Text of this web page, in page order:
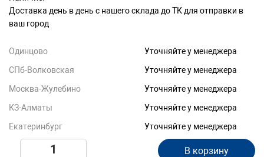
Доставка день в день с нашего склада до ТК для отправки в
ваш город
Одинцово
Уточняйте у менеджера
СПб-Волковская
Уточняйте у менеджера
Москва-Жулебино
Уточняйте у менеджера
КЗ-Алматы
Уточняйте у менеджера
Екатеринбург
Уточняйте у менеджера
В корзину